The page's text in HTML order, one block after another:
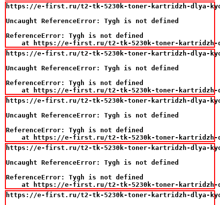
https://e-first.ru/t2-tk-5230k-toner-kartridzh-dlya-
Uncaught ReferenceError: Tygh is not defined
ReferenceError: Tygh is not defined
at https://e-first.ru/t2-tk-5230k-toner-
https://e-first.ru/t2-tk-5230k-toner-kartridzh-dlya-
Uncaught ReferenceError: Tygh is not defined
ReferenceError: Tygh is not defined
at https://e-first.ru/t2-tk-5230k-toner-
https://e-first.ru/t2-tk-5230k-toner-kartridzh-dlya-
Uncaught ReferenceError: Tygh is not defined
ReferenceError: Tygh is not defined
at https://e-first.ru/t2-tk-5230k-toner-
https://e-first.ru/t2-tk-5230k-toner-kartridzh-dlya-
Uncaught ReferenceError: Tygh is not defined
ReferenceError: Tygh is not defined
at https://e-first.ru/t2-tk-5230k-toner-
https://e-first.ru/t2-tk-5230k-toner-kartridzh-dlya-